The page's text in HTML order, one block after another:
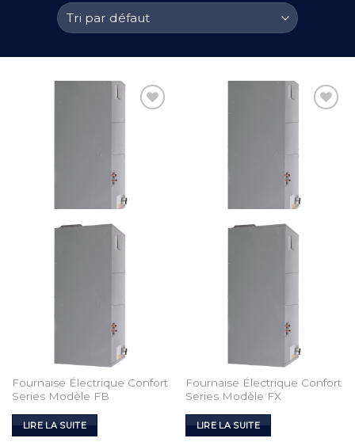
Fournaise Électrique Confort
Series Modèle FB
LIRE LA SUITE
Fournaise Électrique Confort
Series Modèle FX
LIRE LA SUITE